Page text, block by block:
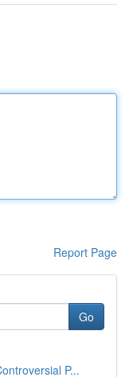
Report Page
Go
P...